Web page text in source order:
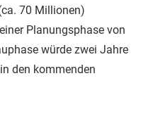
70 Millionen)
Planungsphase von
würde zwei Jahre
den kommenden